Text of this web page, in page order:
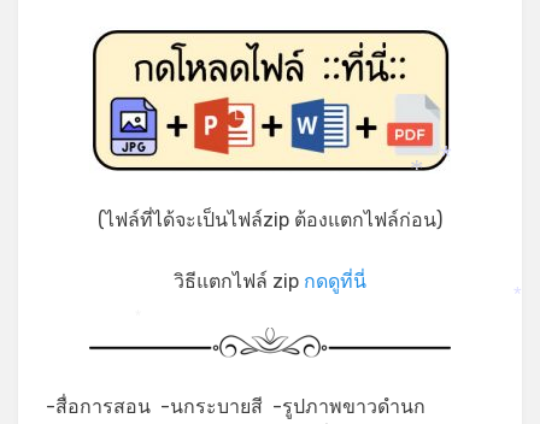
(ไฟล์ที่ได้จะเป็นไฟล์zip ต้องแตกไฟล์ก่อน)
วิธีแตกไฟล์ zip กดดูที่นี่
-สื่อการสอน -นกระบายสี -รูปภาพขาวดำนก